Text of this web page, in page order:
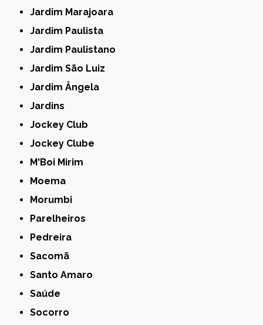
Jardim Marajoara
Jardim Paulista
Jardim Paulistano
Jardim São Luiz
Jardim Ângela
Jardins
Jockey Club
Jockey Clube
M'Boi Mirim
Moema
Morumbi
Parelheiros
Pedreira
Sacomã
Santo Amaro
Saúde
Socorro